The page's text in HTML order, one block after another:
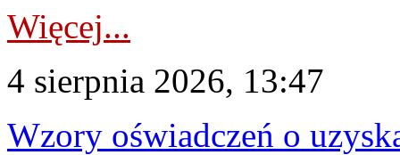
Więcej...
4 sierpnia 2026, 13:47
Wzory oświadczeń o